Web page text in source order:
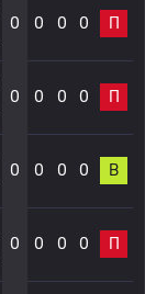
0 0 0 0 П
0 0 0 0 П
0 0 0 0 В
0 0 0 0 П